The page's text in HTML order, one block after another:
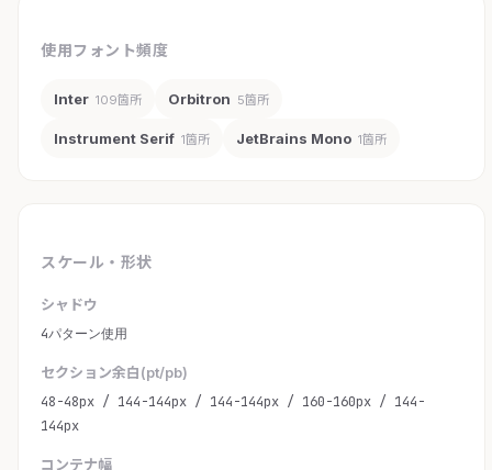
使用フォント頻度
Inter 109箇所 Orbitron 5箇所
Instrument Serif 1箇所 JetBrains Mono 1箇所
スケール・形状
シャドウ
4パターン使用
セクション余白(pt/pb)
48-48px / 144-144px / 144-144px / 160-160px / 144-
144px
コンテナ幅